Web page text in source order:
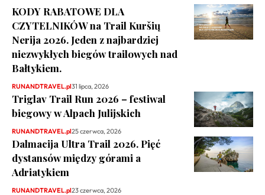
KODY RABATOWE DLA
CZYTELNIKÓW na Trail Kuršių
Nerija 2026. Jeden z najbardziej
niezwykłych biegów trailowych nad
Bałtykiem.
RUNANDTRAVEL.pl31 lipca, 2026
Triglav Trail Run 2026 – festiwal
biegowy w Alpach Julijskich
RUNANDTRAVEL.pl25 czerwca, 2026
Dalmacija Ultra Trail 2026. Pięć
dystansów między górami a
Adriatykiem
RUNANDTRAVEL.pl23 czerwca, 2026